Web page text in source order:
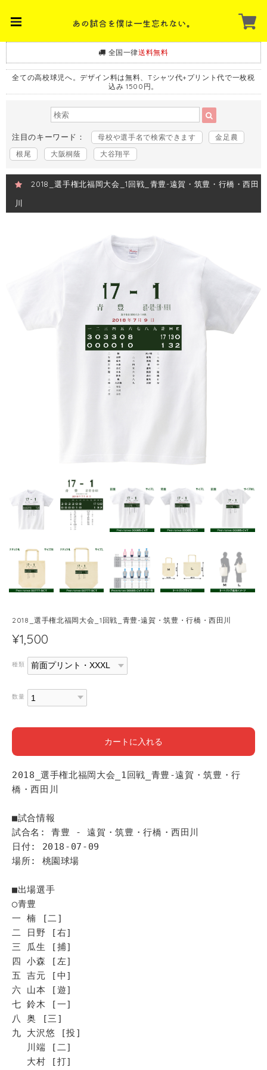
全国一律送料無料
全ての高校球児へ。デザイン料は無料、Tシャツ代+プリント代で一枚税
込み 1500円。
注目のキーワード： 母校や選手名で検索できます
金足農
根尾
大阪桐蔭 大谷翔平
2018_選手権北福岡大会_1回戦_青豊-遠賀・筑豊・行橋・西田
川
2018_選手権北福岡大会_1回戦_青豊-遠賀・筑豊・行橋・西田川
¥1,500
種類
数量
カートに入れる
2018_選手権北福岡大会_1回戦_青豊-遠賀・筑豊・行
橋・西田川
■試合情報
試合名: 青豊 - 遠賀・筑豊・行橋・西田川
日付: 2018-07-09
場所: 桃園球場
■出場選手
◯青豊
一 楠 [二]
二 日野 [右]
三 瓜生 [捕]
四 小森 [左]
五 吉元 [中]
六 山本 [遊]
七 鈴木 [一]
八 奥 [三]
九 大沢悠 [投]
川端 [二]
大村 [打]